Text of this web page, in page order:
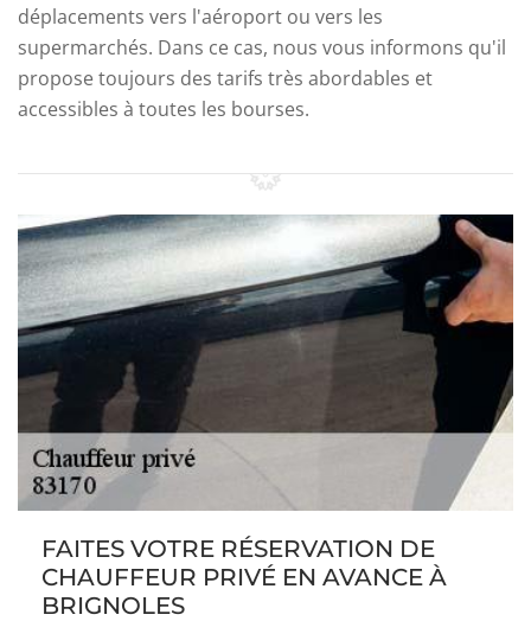
déplacements vers l'aéroport ou vers les
supermarchés. Dans ce cas, nous vous informons qu'il
propose toujours des tarifs très abordables et
accessibles à toutes les bourses.
FAITES VOTRE RÉSERVATION DE
CHAUFFEUR PRIVÉ EN AVANCE À
BRIGNOLES